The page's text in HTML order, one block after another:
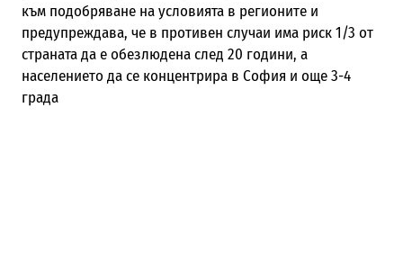
към подобряване на условията в регионите и
предупреждава, че в противен случаи има риск 1/3 от
страната да е обезлюдена след 20 години, а
населението да се концентрира в София и още 3-4
града